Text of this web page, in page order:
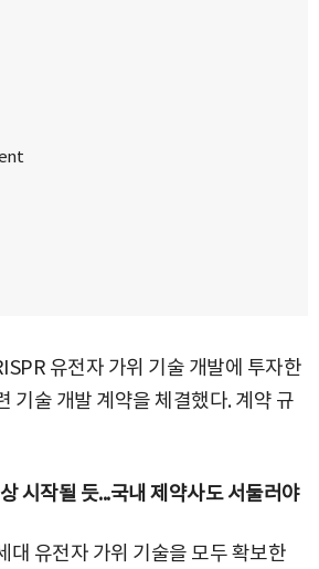
유전자 가위 기술 개발에 투자한
기술 개발 계약을 체결했다. 계약 규
시작될 듯...국내 제약사도 서둘러야
대 유전자 가위 기술을 모두 확보한